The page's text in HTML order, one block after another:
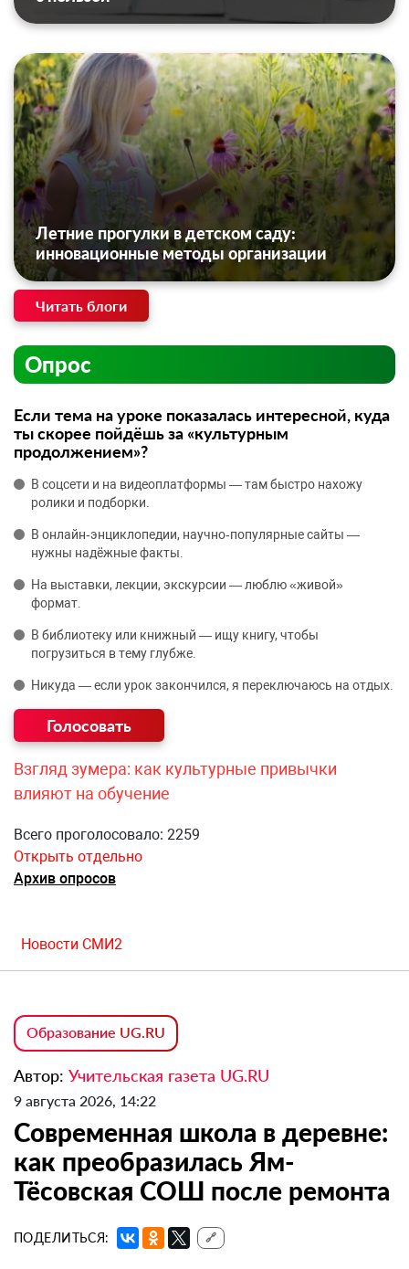
Летние прогулки в детском саду:
инновационные методы организации
Читать блоги
Опрос
Если тема на уроке показалась интересной, куда
ты скорее пойдёшь за «культурным
продолжением»?
В соцсети и на видеоплатформы — там быстро нахожу
ролики и подборки.
В онлайн‑энциклопедии, научно‑популярные сайты —
нужны надёжные факты.
На выставки, лекции, экскурсии — люблю «живой»
формат.
В библиотеку или книжный — ищу книгу, чтобы
погрузиться в тему глубже.
Никуда — если урок закончился, я переключаюсь на отдых.
Взгляд зумера: как культурные привычки
влияют на обучение
Всего проголосовало: 2259
Открыть отдельно
Архив опросов
Новости СМИ2
Образование UG.RU
Автор: Учительская газета UG.RU
9 августа 2026, 14:22
Современная школа в деревне:
как преобразилась Ям-
Тёсовская СОШ после ремонта
ПОДЕЛИТЬСЯ: 🔗